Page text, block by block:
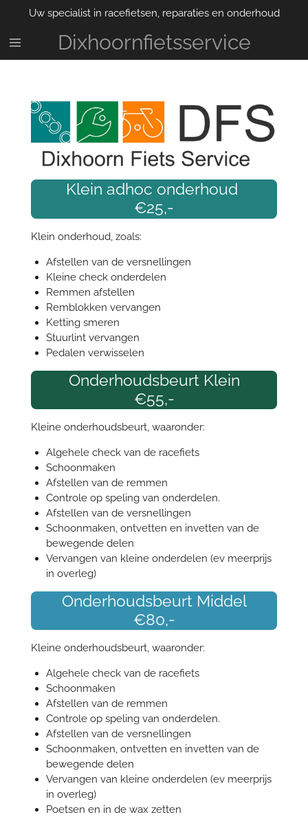
naar
de
Dixhoornfietsservice
Uw specialist in racefietsen, reparaties en onderhoud
Klein adhoc onderhoud
€25,-
Klein onderhoud, zoals:
Afstellen van de versnellingen
Kleine check onderdelen
Remmen afstellen
Remblokken vervangen
Ketting smeren
Stuurlint vervangen
Pedalen verwisselen
Onderhoudsbeurt Klein
€55,-
Kleine onderhoudsbeurt, waaronder:
Algehele check van de racefiets
Schoonmaken
Afstellen van de remmen
Controle op speling van onderdelen.
Afstellen van de versnellingen
Schoonmaken, ontvetten en invetten van de
bewegende delen
Vervangen van kleine onderdelen (ev meerprijs
in overleg)
Onderhoudsbeurt Middel
€80,-
Kleine onderhoudsbeurt, waaronder:
Algehele check van de racefiets
Schoonmaken
Afstellen van de remmen
Controle op speling van onderdelen.
Afstellen van de versnellingen
Schoonmaken, ontvetten en invetten van de
bewegende delen
Vervangen van kleine onderdelen (ev meerprijs
in overleg)
Poetsen en in de wax zetten